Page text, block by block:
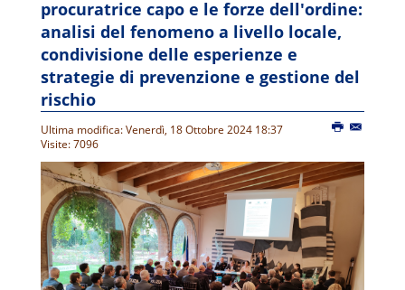
procuratrice capo e le forze dell'ordine:
analisi del fenomeno a livello locale,
condivisione delle esperienze e
strategie di prevenzione e gestione del
rischio
Ultima modifica: Venerdì, 18 Ottobre 2024 18:37
Visite: 7096